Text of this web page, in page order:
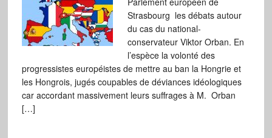
Strasbourg les débats autour
du cas du national-
conservateur Viktor Orban. En
l’espèce la volonté des
progressistes européistes de mettre au ban la Hongrie et
les Hongrois, jugés coupables de déviances idéologiques
car accordant massivement leurs suffrages à M. Orban
[…]